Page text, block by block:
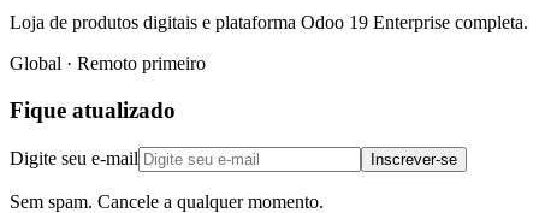
Loja de produtos digitais e plataforma Odoo 19 Enterprise completa.
Global · Remoto primeiro
Fique atualizado
Digite seu e-mail Inscrever-se
Sem spam. Cancele a qualquer momento.